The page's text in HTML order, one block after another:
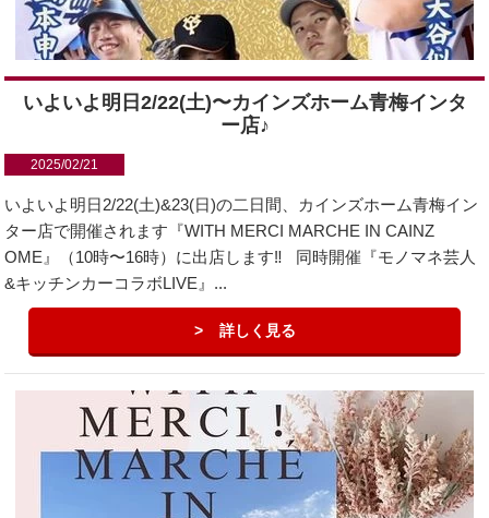
いよいよ明日2/22(土)〜カインズホーム青梅インタ
ー店♪
2025/02/21
いよいよ明日2/22(土)&23(日)の二日間、カインズホーム青梅イン
ター店で開催されます『WITH MERCI MARCHE IN CAINZ
OME』（10時〜16時）に出店します‼️ 同時開催『モノマネ芸人
&キッチンカーコラボLIVE』...
詳しく見る